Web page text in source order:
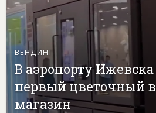
ВЕНДИНГ
В аэропорту
первый цветочный
магазин